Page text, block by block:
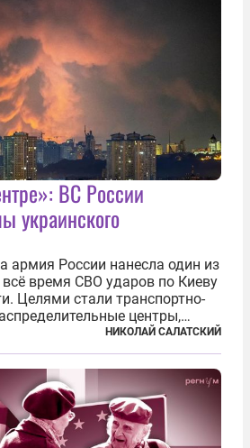
ВС России
украинского
армия России нанесла один из
время СВО ударов по Киеву
Целями стали транспортно-
центры,
для хранения и
и грузов военного
также «накрыла»...
НИКОЛАЙ САЛАТСКИЙ